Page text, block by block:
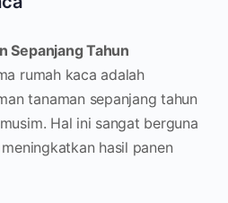
Sepanjang Tahun
rumah kaca adalah
tanaman sepanjang tahun
Hal ini sangat berguna
hasil panen